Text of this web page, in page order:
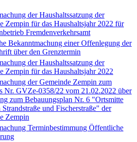
der Haushaltssatzung der
Zempin für das Haushaltsjahr 2022 für
Fremdenverkehrsamt
Bekanntmachung einer Offenlegung der
über den Grenztermin
der Haushaltssatzung der
Zempin für das Haushaltsjahr 2022
der Gemeinde Zempin zum
Nr. GVZe-0358/22 vom 21.02.2022 über
zum Bebauungsplan Nr. 6 "Ortsmitte
und Fischerstraße" der
Zempin
Terminbestimmung Öffentliche